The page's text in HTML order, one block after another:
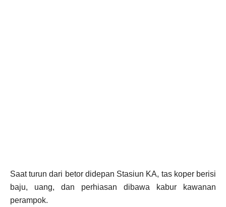
Saat turun dari betor didepan Stasiun KA, tas koper berisi
baju, uang, dan perhiasan dibawa kabur kawanan
perampok.